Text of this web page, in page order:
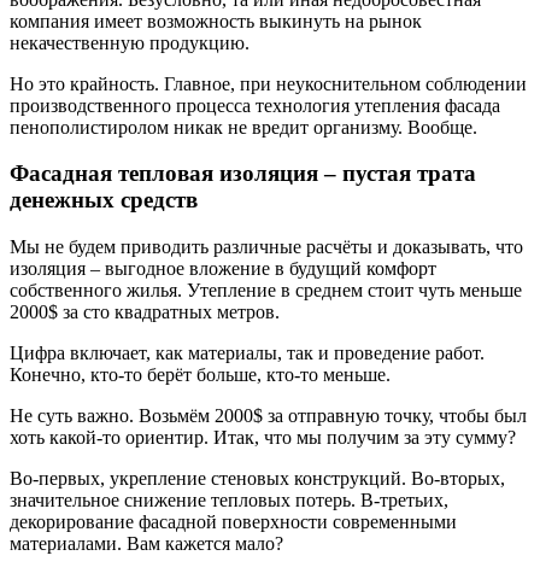
компания имеет возможность выкинуть на рынок
некачественную продукцию.
Но это крайность. Главное, при неукоснительном соблюдении
производственного процесса технология утепления фасада
пенополистиролом никак не вредит организму. Вообще.
Фасадная тепловая изоляция – пустая трата
денежных средств
Мы не будем приводить различные расчёты и доказывать, что
изоляция – выгодное вложение в будущий комфорт
собственного жилья. Утепление в среднем стоит чуть меньше
2000$ за сто квадратных метров.
Цифра включает, как материалы, так и проведение работ.
Конечно, кто-то берёт больше, кто-то меньше.
Не суть важно. Возьмём 2000$ за отправную точку, чтобы был
хоть какой-то ориентир. Итак, что мы получим за эту сумму?
Во-первых, укрепление стеновых конструкций. Во-вторых,
значительное снижение тепловых потерь. В-третьих,
декорирование фасадной поверхности современными
материалами. Вам кажется мало?